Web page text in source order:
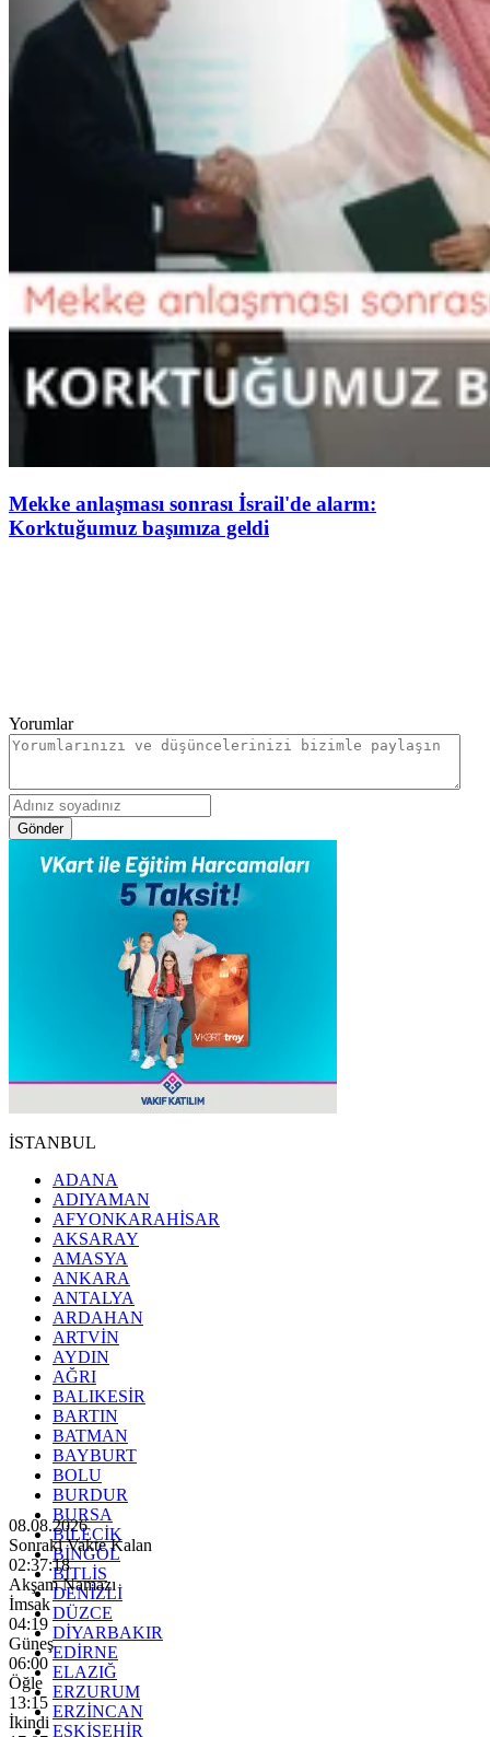
Mekke anlaşması sonrası İsrail'de alarm:
Korktuğumuz başımıza geldi
Yorumlar
Gönder
İSTANBUL
ADANA
ADIYAMAN
AFYONKARAHİSAR
AKSARAY
AMASYA
ANKARA
ANTALYA
ARDAHAN
ARTVİN
AYDIN
AĞRI
BALIKESİR
BARTIN
BATMAN
BAYBURT
BOLU
BURDUR
BURSA
BİLECİK
BİNGÖL
BİTLİS
DENİZLİ
DÜZCE
DİYARBAKIR
EDİRNE
ELAZIĞ
ERZURUM
ERZİNCAN
ESKİŞEHİR
08.08.2026
Sonraki Vakte Kalan
02:37:16
Akşam Namazı
İmsak
04:19
Güneş
06:00
Öğle
13:15
İkindi